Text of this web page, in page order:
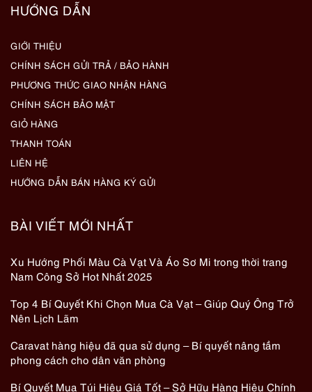
HƯỚNG DẪN
GIỚI THIỆU
CHÍNH SÁCH GỬI TRẢ / BẢO HÀNH
PHƯƠNG THỨC GIAO NHẬN HÀNG
CHÍNH SÁCH BẢO MẬT
GIỎ HÀNG
THANH TOÁN
LIÊN HỆ
HƯỚNG DẪN BÁN HÀNG KÝ GỬI
BÀI VIẾT MỚI NHẤT
Xu Hướng Phối Màu Cà Vạt Và Áo Sơ Mi trong thời trang
Nam Công Sở Hot Nhất 2025
Top 4 Bí Quyết Khi Chọn Mua Cà Vạt – Giúp Quý Ông Trở
Nên Lịch Lãm
Caravat hàng hiệu đã qua sử dụng – Bí quyết nâng tầm
phong cách cho dân văn phòng
Bí Quyết Mua Túi Hiệu Giá Tốt – Sở Hữu Hàng Hiệu Chính